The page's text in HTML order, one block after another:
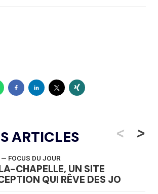
ARTICLES <
— FOCUS DU JOUR
CHAPELLE, UN SITE
QUI RÊVE DES JO
>